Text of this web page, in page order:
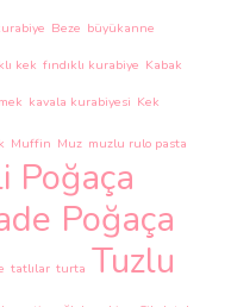
Beze büyükanne
kek fındıklı kurabiye Kabak
kavala kurabiyesi Kek
Muffin Muz muzlu rulo pasta
Poğaça
Poğaça
tatlılar turta Tuzlu